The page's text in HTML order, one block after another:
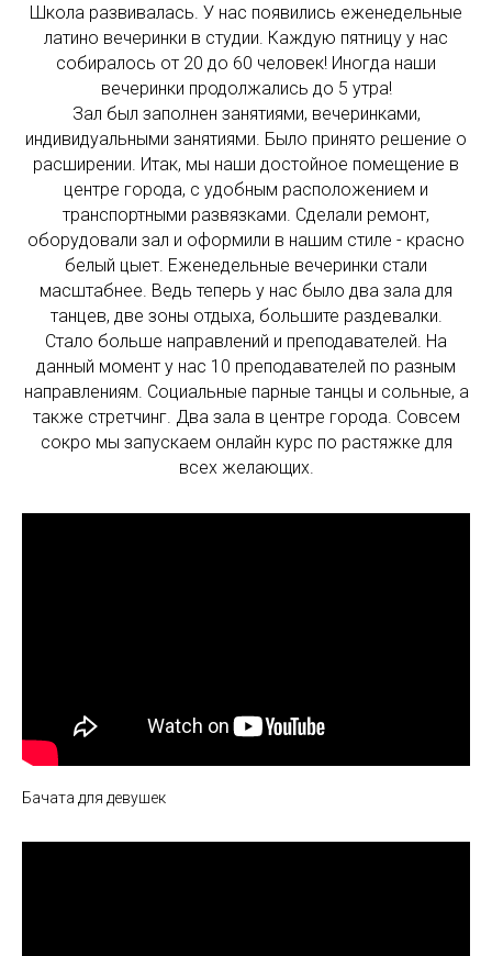
Школа развивалась. У нас появились еженедельные
латино вечеринки в студии. Каждую пятницу у нас
собиралось от 20 до 60 человек! Иногда наши
вечеринки продолжались до 5 утра!
Зал был заполнен занятиями, вечеринками,
индивидуальными занятиями. Было принято решение о
расширении. Итак, мы наши достойное помещение в
центре города, с удобным расположением и
транспортными развязками. Сделали ремонт,
оборудовали зал и оформили в нашим стиле - красно
белый цыет. Еженедельные вечеринки стали
масштабнее. Ведь теперь у нас было два зала для
танцев, две зоны отдыха, большите раздевалки.
Стало больше направлений и преподавателей. На
данный момент у нас 10 преподавателей по разным
направлениям. Социальные парные танцы и сольные, а
также стретчинг. Два зала в центре города. Совсем
сокро мы запускаем онлайн курс по растяжке для
всех желающих.
Бачата для девушек